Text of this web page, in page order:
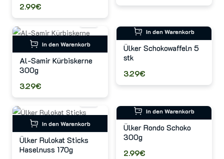
2.99€
In den Warenkorb
Al-Samir Kürbiskerne
300g
3.29€
In den Warenkorb
Ülker Schokowaffeln 5
stk
3.29€
In den Warenkorb
Ülker Rulokat Sticks
Haselnuss 170g
In den Warenkorb
Ülker Rondo Schoko
300g
2.99€